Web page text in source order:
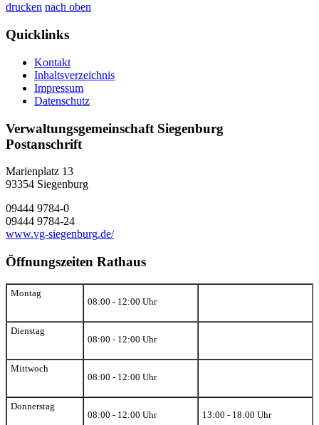
drucken nach oben
Quicklinks
Kontakt
Inhaltsverzeichnis
Impressum
Datenschutz
Verwaltungsgemeinschaft Siegenburg
Postanschrift
Marienplatz 13
93354 Siegenburg
09444 9784-0
09444 9784-24
www.vg-siegenburg.de/
Öffnungszeiten Rathaus
Montag
08:00 - 12:00 Uhr
Dienstag
08:00 - 12:00 Uhr
Mittwoch
08:00 - 12:00 Uhr
Donnerstag
08:00 - 12:00 Uhr
13:00 - 18:00 Uhr